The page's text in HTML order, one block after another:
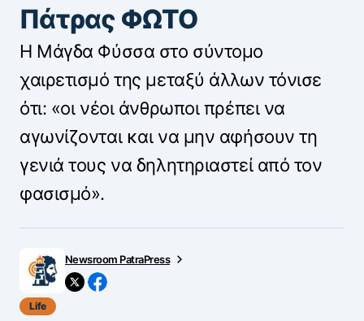
Πάτρας ΦΩΤΟ
Η Μάγδα Φύσσα στο σύντομο
χαιρετισμό της μεταξύ άλλων τόνισε
ότι: «οι νέοι άνθρωποι πρέπει να
αγωνίζονται και να μην αφήσουν τη
γενιά τους να δηλητηριαστεί από τον
φασισμό».
Newsroom PatraPress
Life